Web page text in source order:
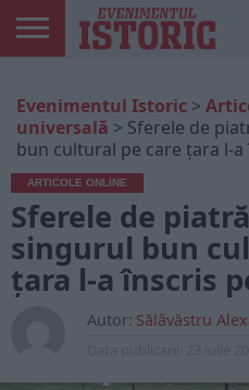
ONLINE
EDIȚII
TIPĂRITE
ISTORIC
PLAY
CONTUL
MEU
Evenimentul Istoric >
universală > Sferele de
bun cultural pe care țara l-a
ARTICOLE ONLINE
Sferele de
singurul bun
țara l-a înscris
Autor: Sălăvăstru